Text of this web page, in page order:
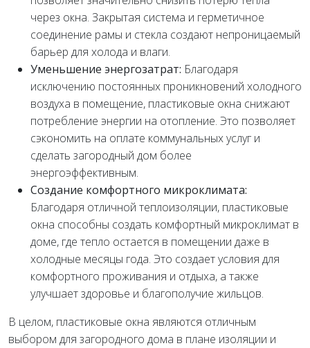
через окна. Закрытая система и герметичное
соединение рамы и стекла создают непроницаемый
барьер для холода и влаги.
Уменьшение энергозатрат: Благодаря
исключению постоянных проникновений холодного
воздуха в помещение, пластиковые окна снижают
потребление энергии на отопление. Это позволяет
сэкономить на оплате коммунальных услуг и
сделать загородный дом более
энергоэффективным.
Создание комфортного микроклимата:
Благодаря отличной теплоизоляции, пластиковые
окна способны создать комфортный микроклимат в
доме, где тепло остается в помещении даже в
холодные месяцы года. Это создает условия для
комфортного проживания и отдыха, а также
улучшает здоровье и благополучие жильцов.
В целом, пластиковые окна являются отличным
выбором для загородного дома в плане изоляции и